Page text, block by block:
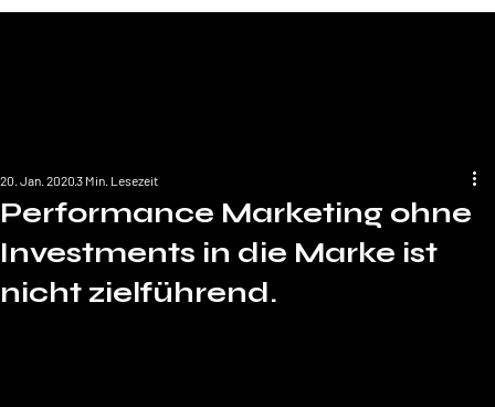
Performance Marketing ohne
Investments in die Marke ist
nicht zielführend.
20. Jan. 20203 Min. Lesezeit